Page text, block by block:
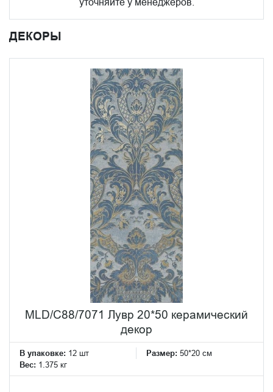
ДЕКОРЫ
MLD/C88/7071 Лувр 20*50 керамический
декор
В упаковке: 12 шт Размер: 50*20 см
Вес: 1.375 кг